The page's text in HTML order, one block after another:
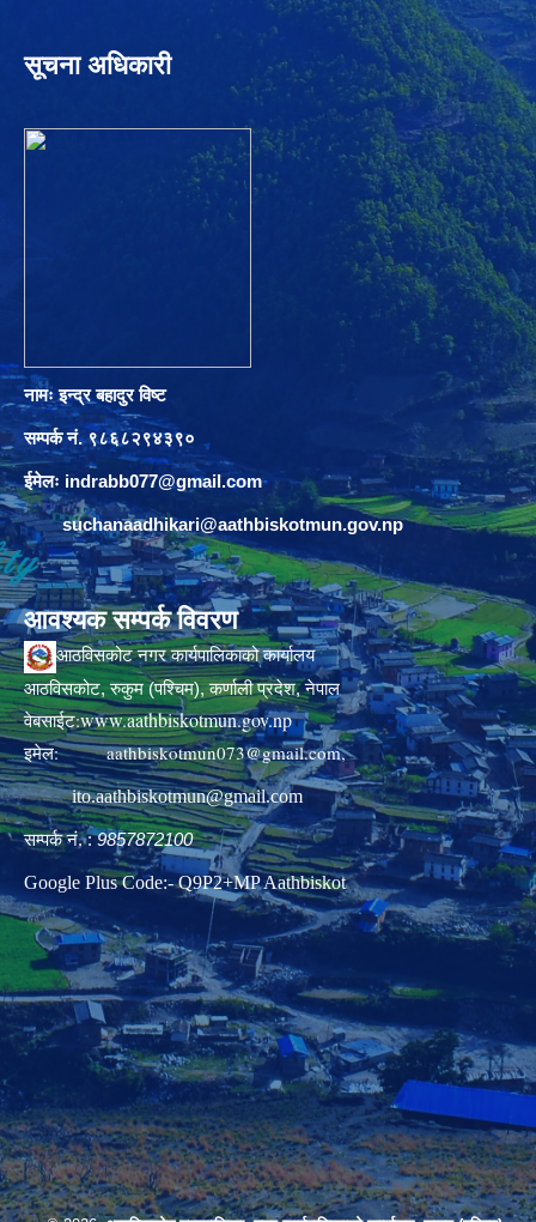
सूचना अधिकारी
नामः इन्द्र बहादुर विष्ट
सम्पर्क नं. ९८६८२९४३९०
ईमेलः indrabb077@gmail.com
suchanaadhikari@aathbiskotmun.gov.np
आवश्यक सम्पर्क विवरण
आठविसकोट नगर कार्यपालिकाको कार्यालय
आठविसकोट, रुकुम (पश्चिम), कर्णाली प्रदेश, नेपाल
वेबसाईट:www.aathbiskotmun.gov.np
इमेल:aathbiskotmun073@gmail.com,
ito.aathbiskotmun@gmail.com
सम्पर्क नं. :9857872100
Google Plus Code:- Q9P2+MP Aathbiskot